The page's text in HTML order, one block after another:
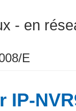
- en
E
IP-